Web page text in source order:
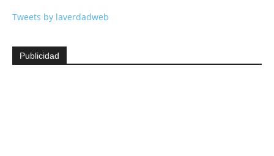
Tweets by laverdadweb
Publicidad